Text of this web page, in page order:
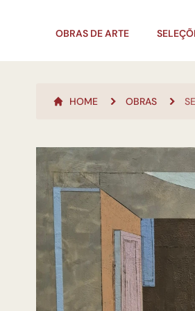
OBRAS DE ARTE
HOME OBRAS